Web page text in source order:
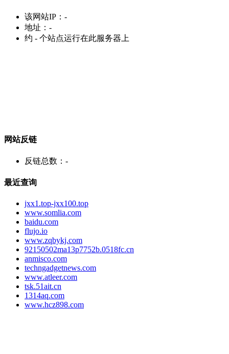
该网站IP： -
地址： -
约 - 个站点运行在此服务器上
网站反链
反链总数： -
最近查询
jxx1.top-jxx100.top
www.somlia.com
baidu.com
flujo.io
www.zqbykj.com
92150502ma13p7752b.0518fc.cn
anmisco.com
techngadgetnews.com
www.atleer.com
tsk.51ait.cn
1314aq.com
www.hcz898.com